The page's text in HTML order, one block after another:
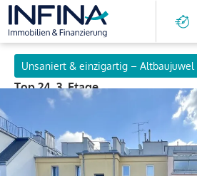
Unsaniert & einzigartig – Altbaujuwel
Top 24, 3. Etage